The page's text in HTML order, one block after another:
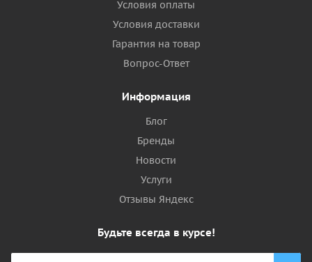
Условия оплаты
Условия доставки
Гарантия на товар
Вопрос-Ответ
Информация
Блог
Бренды
Новости
Услуги
Отзывы Яндекс
Будьте всегда в курсе!